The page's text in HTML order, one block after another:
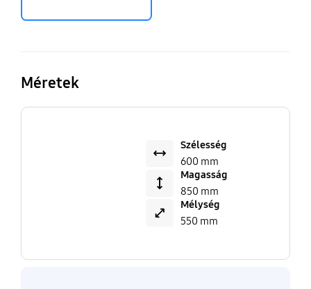
Méretek
Szélesség
600 mm
Magasság
850 mm
Mélység
550 mm